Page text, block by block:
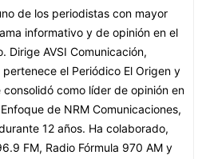
de los periodistas con mayor
informativo y de opinión en el
Dirige AVSI Comunicación,
el Periódico El Origen y
consolidó como líder de opinión en
de NRM Comunicaciones,
12 años. Ha colaborado,
FM, Radio Fórmula 970 AM y